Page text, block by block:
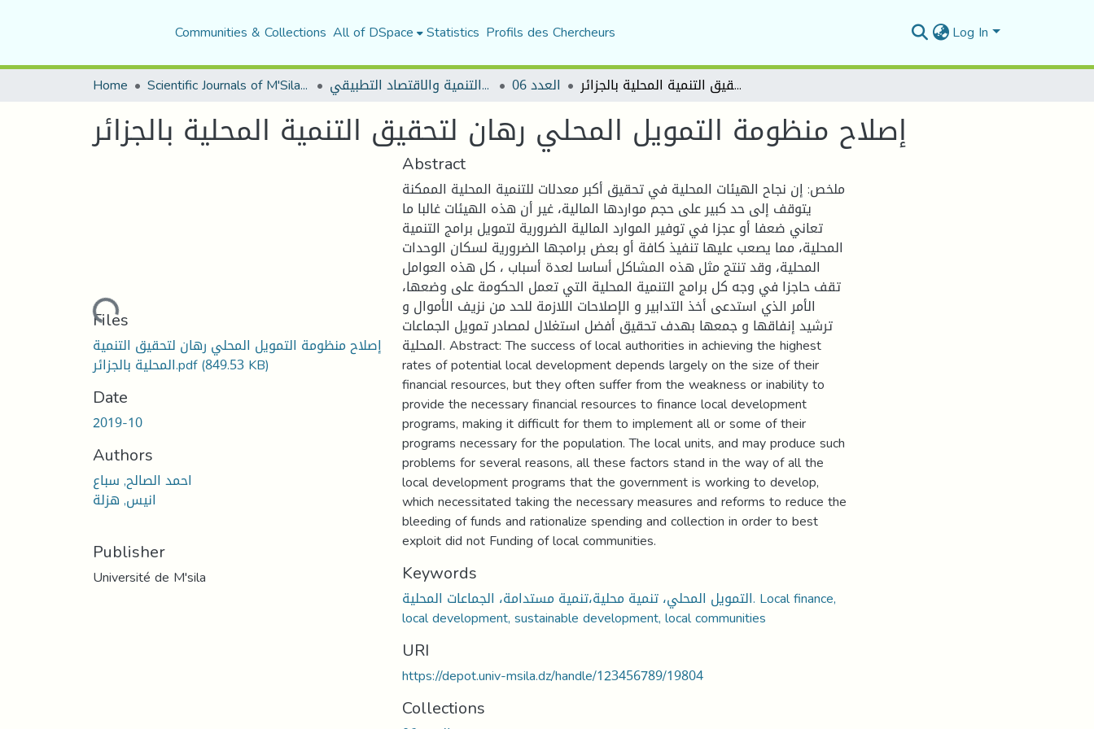
Communities & Collections All of DSpace Statistics Profils des Chercheurs Log In
Home Scientific Journals of M'Sila University مجلة التنمية والاقتصاد التطبيقي العدد 06 إصلاح منظومة التمويل المحلي رهان لتحقيق التنمية المحلية بالجزائر
إصلاح منظومة التمويل المحلي رهان لتحقيق التنمية المحلية بالجزائر
Loading...
Files
إصلاح منظومة التمويل المحلي رهان لتحقيق التنمية
المحلية بالجزائر.pdf(849.53 KB)
Date
2019-10
Authors
احمد الصالح, سباع
انيس, هزلة
Publisher
Université de M'sila
Abstract
ملخص: إن نجاح الهيئات المحلية في تحقيق أكبر معدلات للتنمية المحلية الممكنة
يتوقف إلى حد كبير على حجم مواردها المالية، غير أن هذه الهيئات غالبا ما
تعاني ضعفا أو عجزا في توفير الموارد المالية الضرورية لتمويل برامج التنمية
المحلية، مما يصعب عليها تنفيذ كافة أو بعض برامجها الضرورية لسكان الوحدات
المحلية، وقد تنتج مثل هذه المشاكل أساسا لعدة أسباب ، كل هذه العوامل
تقف حاجزا في وجه كل برامج التنمية المحلية التي تعمل الحكومة على وضعها،
الأمر الذي استدعى أخذ التدابير و الإصلاحات اللازمة للحد من نزيف الأموال و
ترشيد إنفاقها و جمعها بهدف تحقيق أفضل استغلال لمصادر تمويل الجماعات
المحلية. Abstract: The success of local authorities in achieving the highest
rates of potential local development depends largely on the size of their
financial resources, but they often suffer from the weakness or inability to
provide the necessary financial resources to finance local development
programs, making it difficult for them to implement all or some of their
programs necessary for the population. The local units, and may produce such
problems for several reasons, all these factors stand in the way of all the
local development programs that the government is working to develop,
which necessitated taking the necessary measures and reforms to reduce the
bleeding of funds and rationalize spending and collection in order to best
exploit did not Funding of local communities.
Keywords
التمويل المحلي، تنمية محلية،تنمية مستدامة، الجماعات المحلية. Local finance,
local development, sustainable development, local communities
URI
https://depot.univ-msila.dz/handle/123456789/19804
Collections